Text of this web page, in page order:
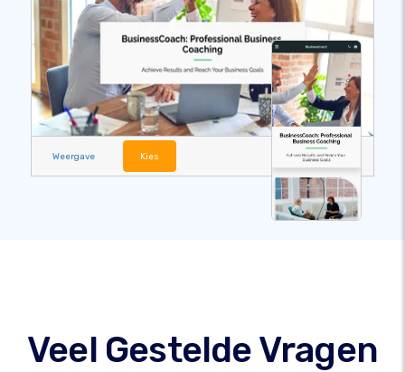
Weergave Kies
Veel Gestelde Vragen